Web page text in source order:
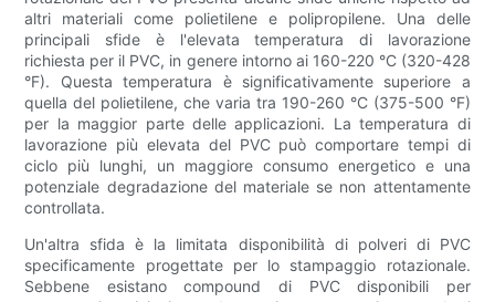
altri materiali come polietilene e polipropilene. Una delle
principali sfide è l'elevata temperatura di lavorazione
richiesta per il PVC, in genere intorno ai 160-220 °C (320-428
°F). Questa temperatura è significativamente superiore a
quella del polietilene, che varia tra 190-260 °C (375-500 °F)
per la maggior parte delle applicazioni. La temperatura di
lavorazione più elevata del PVC può comportare tempi di
ciclo più lunghi, un maggiore consumo energetico e una
potenziale degradazione del materiale se non attentamente
controllata.
Un'altra sfida è la limitata disponibilità di polveri di PVC
specificamente progettate per lo stampaggio rotazionale.
Sebbene esistano compound di PVC disponibili per